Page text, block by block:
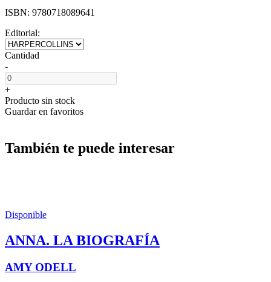
ISBN: 9780718089641
Editorial:
Cantidad
-
+
Producto sin stock
Guardar en favoritos
También te puede interesar
Disponible
ANNA. LA BIOGRAFÍA
AMY ODELL